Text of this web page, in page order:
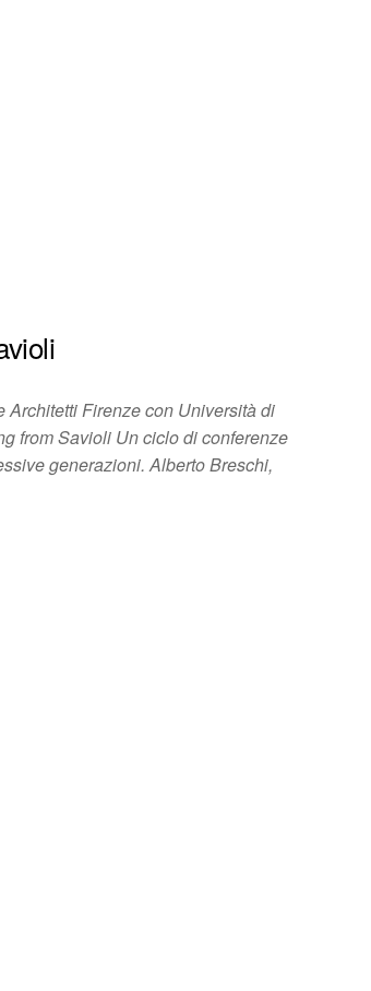
Firenze con Università di
from Savioli Un ciclo di conferenze
generazioni. Alberto Breschi,